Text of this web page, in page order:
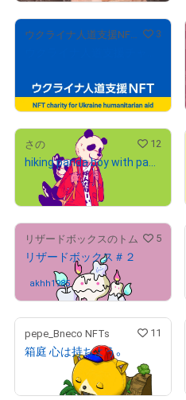
ウクライナ人道支援NFTストア 3
販売期間外
さの 12
hiking panda boy with panda kun
20,000
リザードボックスのトム 5
リザードボックス＃２
akhh1985さんが保有中
pepe_Bneco NFTs 11
箱庭 心は持ちよう。